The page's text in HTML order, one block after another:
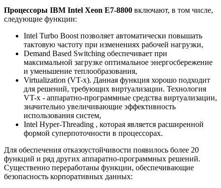
Процессоры IBM Intel Xeon E7-8800 включают, в том числе,
следующие функции:
Intel Turbo Boost позволяет автоматически повышать
тактовую частоту при изменениях рабочей нагрузки,
Demand Based Switching обеспечивает при
максимальной загрузке оптимальное энергосбережение
и уменьшение теплообразования,
Virtualization (VT-x). Данная функция хорошо подходит
для решений, требующих виртуализации. Технология
VT-x - аппаратно-программные средства виртуализации,
значительно увеличивающие эффективность
использования систем,
Intel Hyper-Threading , которая является расширенной
формой суперпоточности в процессорах.
Для обеспечения отказоустойчивости появилось более 20
функций и ряд других аппаратно-программных решений.
Существенно переработаны функции, обеспечивающие
безопасность корпоративных данных: